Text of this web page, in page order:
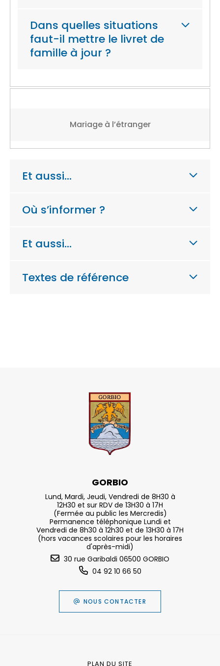
Dans quelles situations
faut-il mettre le livret de
famille à jour ?
Mariage à l’étranger
Et aussi…
Où s’informer ?
Et aussi…
Textes de référence
GORBIO
Lund, Mardi, Jeudi, Vendredi de 8H30 à
12H30 et sur RDV de 13H30 à 17H
(Fermée au public les Mercredis)
Permanence téléphonique Lundi et
Vendredi de 8h30 à 12h30 et de 13H30 à 17H
(hors vacances scolaires pour les horaires
d'après-midi)
30 rue Garibaldi 06500 GORBIO
04 92 10 66 50
NOUS CONTACTER
PLAN DU SITE